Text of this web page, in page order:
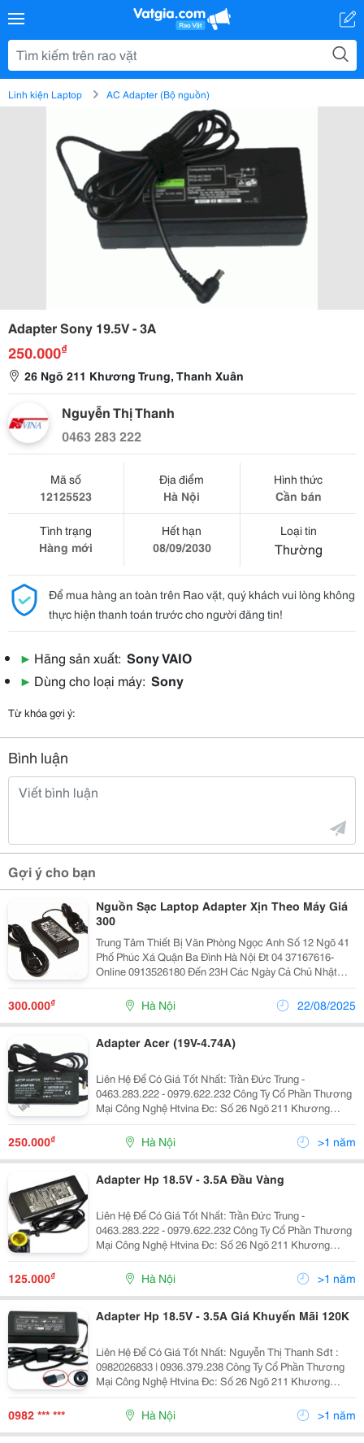
Linh kiện Laptop AC Adapter (Bộ nguồn)
Adapter Sony 19.5V - 3A
250.000₫
26 Ngõ 211 Khương Trung, Thanh Xuân
Nguyễn Thị Thanh
0463 283 222
Mã số
12125523
Địa điểm
Hà Nội
Hình thức
Cần bán
Tình trạng
Hàng mới
Hết hạn
08/09/2030
Loại tin
Thường
Để mua hàng an toàn trên Rao vặt, quý khách vui lòng không
thực hiện thanh toán trước cho người đăng tin!
▶ Hãng sản xuất: Sony VAIO
▶ Dùng cho loại máy: Sony
Từ khóa gợi ý:
Bình luận
Gợi ý cho bạn
Nguồn Sạc Laptop Adapter Xịn Theo Máy Giá
300
Trung Tâm Thiết Bị Văn Phòng Ngọc Anh Số 12 Ngõ 41
Phố Phúc Xá Quận Ba Đình Hà Nội Đt 04 37167616-
Online 0913526180 Đến 23H Các Ngày Cả Chủ Nhật
Mail: Theloi526180@Gmail.com Nguồn Sạc Laptop
Adapter Xịn Theo Máy Giá 300 Nghìn Bảo Hành 1 Năm
300.000₫ Hà Nội 22/08/2025
Adapter Acer (19V-4.74A)
Liên Hệ Để Có Giá Tốt Nhất: Trần Đức Trung -
0463.283.222 - 0979.622.232 Công Ty Cổ Phần Thương
Mại Công Nghệ Htvina Đc: Số 26 Ngõ 211 Khương
Trung &Ndash; Thanh Xuân &Ndash; Hà Nội Yahoo
:Htvinakd3 Http ://Www.sieuthiht.com Trụ Sở Chính:
250.000₫ Hà Nội >1 năm
Adapter Hp 18.5V - 3.5A Đầu Vàng
Liên Hệ Để Có Giá Tốt Nhất: Trần Đức Trung -
0463.283.222 - 0979.622.232 Công Ty Cổ Phần Thương
Mại Công Nghệ Htvina Đc: Số 26 Ngõ 211 Khương
Trung &Ndash; Thanh Xuân &Ndash; Hà Nội Yahoo
:Htvinakd3 Http ://Www.sieuthiht.com Trụ Sở Chính:
125.000₫ Hà Nội >1 năm
Adapter Hp 18.5V - 3.5A Giá Khuyến Mãi 120K
Liên Hệ Để Có Giá Tốt Nhất: Nguyễn Thị Thanh Sđt :
0982026833 | 0936.379.238 Công Ty Cổ Phần Thương
Mại Công Nghệ Htvina Đc: Số 26 Ngõ 211 Khương
Trung &Ndash; Thanh Xuân &Ndash; Hà Nội Yahoo
:Nguyenthanh6685 Website: Http://Sieuthiht.com
0982 *** *** Hà Nội >1 năm